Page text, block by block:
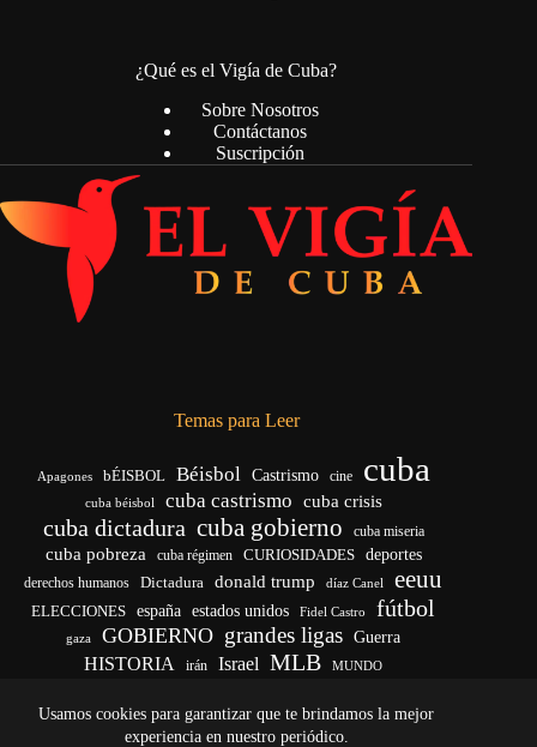
Usamos cookies para garantizar que te brindamos la mejor
experiencia en nuestro periódico.
¿Qué es el Vigía de Cuba?
Sobre Nosotros
Contáctanos
Suscripción
Temas para Leer
Apagones bÉISBOL Béisbol Castrismo cine cuba
cuba béisbol cuba castrismo cuba crisis
cuba dictadura cuba gobierno cuba miseria
cuba pobreza cuba régimen CURIOSIDADES deportes
derechos humanos Dictadura donald trump díaz Canel eeuu
ELECCIONES españa estados unidos Fidel Castro fútbol
gaza GOBIERNO grandes ligas Guerra
HISTORIA irán Israel MLB MUNDO
Rusia
régimen cubano Trump Ucrania venezuela vida yankees